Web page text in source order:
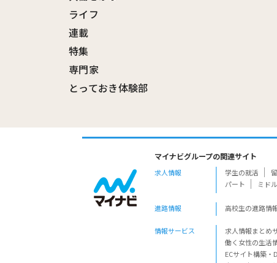
ライフ
連載
特集
専門家
とっておき体験部
マイナビグループの関連サイト
求人情報 学生の就活
パート
ミド
進路情報 高校生の進路情
情報サービス 求人情報まとめ
働く女性の生活
ECサイト構築・